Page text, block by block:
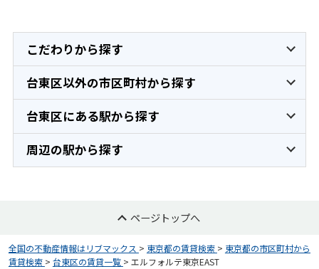
こだわりから探す
台東区以外の市区町村から探す
台東区にある駅から探す
周辺の駅から探す
ページトップへ
全国の不動産情報はリブマックス > 東京都の賃貸検索 > 東京都の市区町村から
賃貸検索 > 台東区の賃貸一覧 > エルフォルテ東京EAST